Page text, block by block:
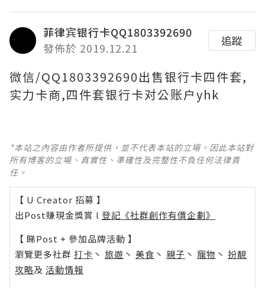
菲律宾银行卡QQ1803392690
發佈於 2019.12.21
追蹤
微信/QQ1803392690出售银行卡四件套,
实力卡商,四件套银行卡对公账户yhk
*本站之內容由作者所提供，並不代表本站的立場。因此本站對
所有博客的立場、真實性、準確性及完整性不負任何法律責
任。
【 U Creator 招募 】
出Post賺現金獎賞 l 登記《社群創作有價企劃》
【 睇Post + 參加品牌活動 】
瀏覽更多社群 打卡 丶 旅遊 丶 美食 丶 親子 丶 寵物 丶 扮靚
攻略及 活動情報